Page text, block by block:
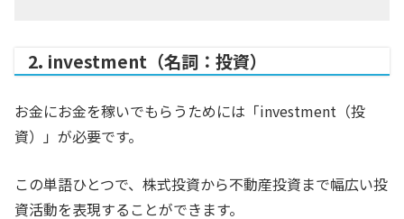
2. investment（名詞：投資）
お金にお金を稼いでもらうためには「investment（投
資）」が必要です。
この単語ひとつで、株式投資から不動産投資まで幅広い投
資活動を表現することができます。